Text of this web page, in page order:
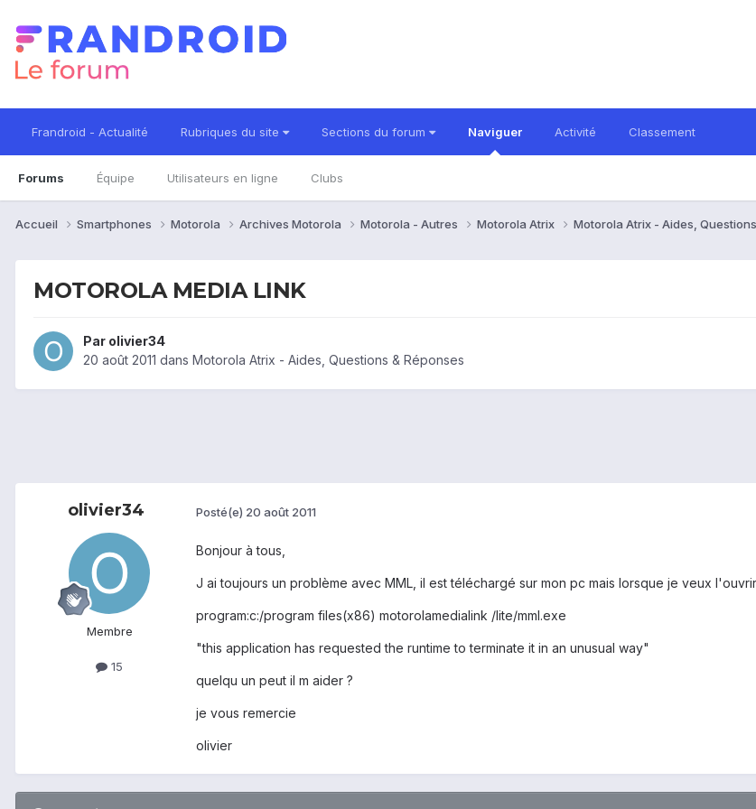
Frandroid - Actualité Rubriques du site Sections du forum Naviguer
Forums Équipe Utilisateurs en ligne Clubs
Activité Classement
Accueil Smartphones Motorola Archives Motorola Motorola - Autres Motorola Atrix Motorola Atrix - Aides,
MOTOROLA MEDIA LINK
Par olivier34
20 août 2011 dans Motorola Atrix - Aides, Questions & Réponses
olivier34
Membre
15
Posté(e) 20 août 2011
Bonjour à tous,
J ai toujours un problème avec MML, il est téléchargé sur mon pc mais lorsque je veux
program:c:/program files(x86) motorolamedialink /lite/mml.exe
"this application has requested the runtime to terminate it in an unusual way"
quelqu un peut il m aider ?
je vous remercie
olivier